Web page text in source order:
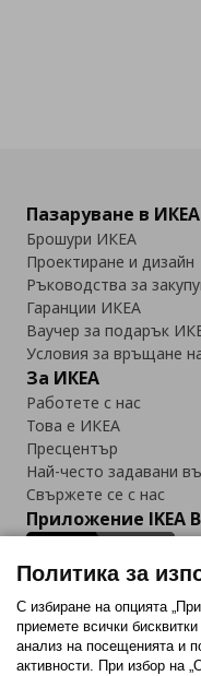
Пазаруване в ИКЕА
Брошури ИКЕА
Проектиране и дизайн
Ръководства за
Гаранции ИКЕА
Ваучер за подарък
Условия за връщане
За ИКЕА
Работете с нас
Това е ИКЕА
Пресцентър
Най-често задавани
Свържете се с нас
Приложение IKEA
Последвайте ни:
Политика за
С избиране на опцията
приемете всички
анализ на посещенията и
активности. При избор на